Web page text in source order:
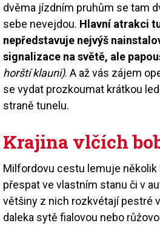
dvěma jízdním pruhům se tam
sebe nevejdou. Hlavní atrakci
nepředstavuje nejvýš
signalizace na světě, ale
horští klauni). A až vás zájem
se vydat prozkoumat krátkou
straně tunelu.
Krajina vlčích
Milfordovu cestu lemuje několik
přespat ve vlastním stanu či v
většiny z nich rozkvétají pestré
daleka sytě fialovou nebo